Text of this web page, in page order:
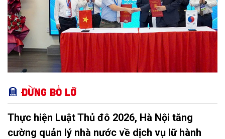
Đừng bỏ lỡ
Thực hiện Luật Thủ đô 2026, Hà Nội tăng
cường quản lý nhà nước về dịch vụ lữ hành